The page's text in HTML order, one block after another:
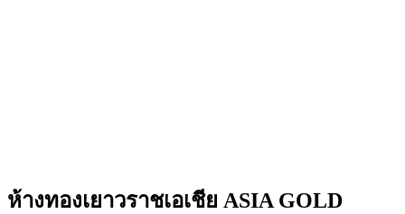
ห้างทองเยาวราชเอเชีย ASIA GOLD